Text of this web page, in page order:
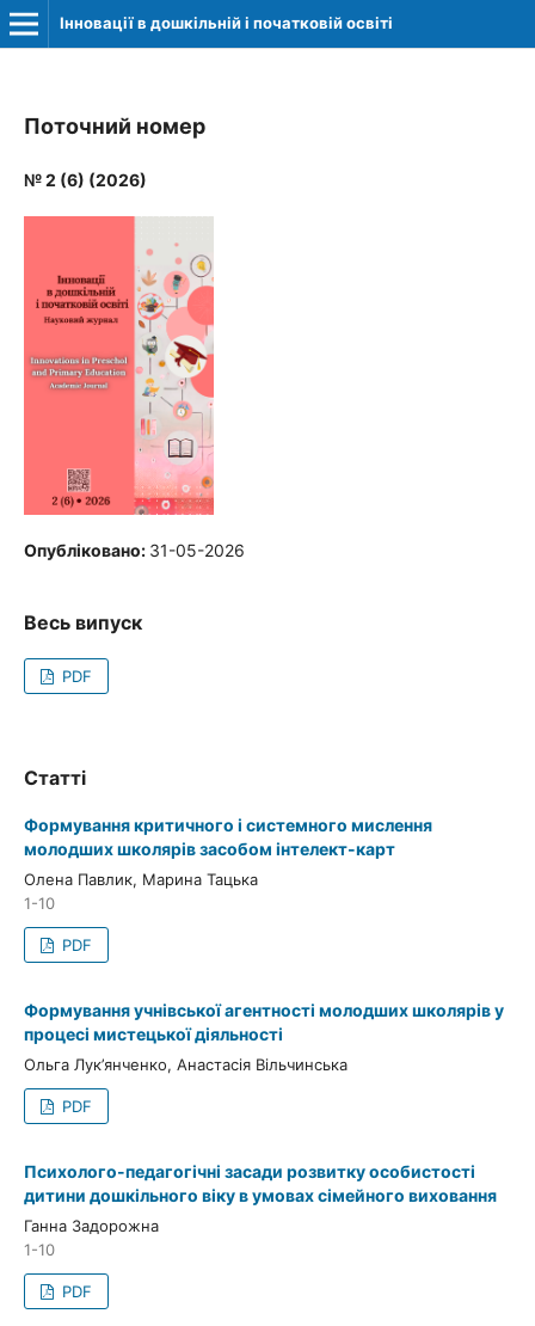
Інновації в дошкільній і початковій освіті
Поточний номер
№ 2 (6) (2026)
Опубліковано: 31-05-2026
Весь випуск
PDF
Статті
Формування критичного і системного мислення
молодших школярів засобом інтелект-карт
Олена Павлик, Марина Тацька
1-10
PDF
Формування учнівської агентності молодших школярів у
процесі мистецької діяльності
Ольга Лук’янченко, Анастасія Вільчинська
PDF
Психолого-педагогічні засади розвитку особистості
дитини дошкільного віку в умовах сімейного виховання
Ганна Задорожна
1-10
PDF